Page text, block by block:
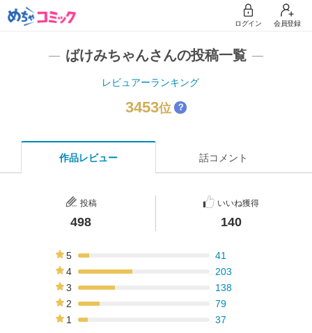
ログイン 会員登録
ばけみちゃんさんの投稿一覧
レビュアーランキング
3453位 ？
作品レビュー 話コメント
投稿
498
いいね獲得
140
5
41
4
203
3
138
2
79
1
37